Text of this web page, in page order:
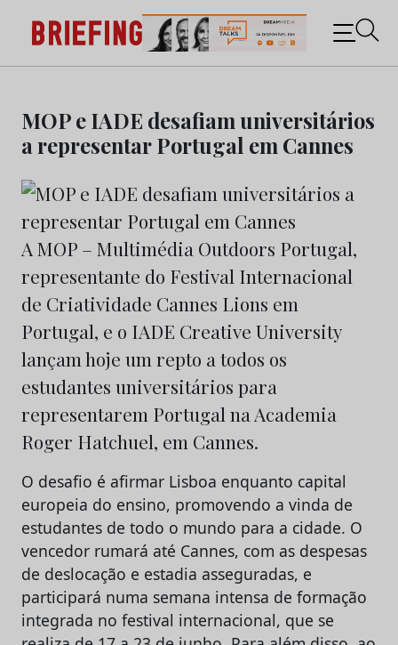
content
Briefing: Todas as notícias sobre os negócios do
Marketing e da Publicidade
MOP e IADE desafiam universitários
a representar Portugal em Cannes
A MOP – Multimédia Outdoors Portugal,
representante do Festival Internacional
de Criatividade Cannes Lions em
Portugal, e o IADE Creative University
lançam hoje um repto a todos os
estudantes universitários para
representarem Portugal na Academia
Roger Hatchuel, em Cannes.
O desafio é afirmar Lisboa enquanto capital
europeia do ensino, promovendo a vinda de
estudantes de todo o mundo para a cidade. O
vencedor rumará até Cannes, com as despesas
de deslocação e estadia asseguradas, e
participará numa semana intensa de formação
integrada no festival internacional, que se